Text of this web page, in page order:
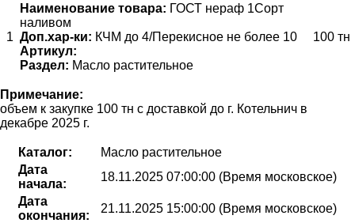
1
Наименование товара: ГОСТ нераф 1Сорт
наливом
Доп.хар-ки: КЧМ до 4/Перекисное не более 10
Артикул:
Раздел: Масло растительное
100 тн
Примечание:
объем к закупке 100 тн с доставкой до г. Котельнич в
декабре 2025 г.
Каталог:
Масло растительное
Дата
начала:
18.11.2025 07:00:00 (Время московское)
Дата
окончания:
21.11.2025 15:00:00 (Время московское)